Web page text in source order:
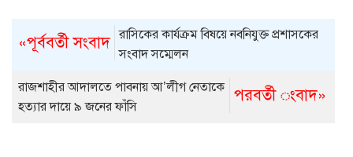
«পূর্ববর্তী সংবাদ রাসিকের কার্যক্রম বিষয়ে নবনিযুক্ত প্রশাসকের
সংবাদ সম্মেলন
পরবর্তী ংবাদ»
রাজশাহীর আদালতে পাবনায় আ’লীগ নেতাকে
হত্যার দায়ে ৯ জনের ফাঁসি